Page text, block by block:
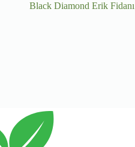
Black Diamond Erik Fidanı